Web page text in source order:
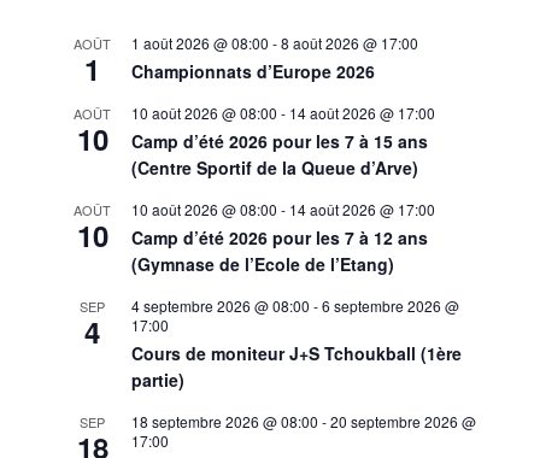
AOÛT
1
1 août 2026 @ 08:00 -8 août 2026 @ 17:00
Championnats d’Europe 2026
AOÛT
10
10 août 2026 @ 08:00 - 14 août 2026 @ 17:00
Camp d’été 2026 pour les 7 à 15 ans
(Centre Sportif de la Queue d’Arve)
AOÛT
10
10 août 2026 @ 08:00 - 14 août 2026 @ 17:00
Camp d’été 2026 pour les 7 à 12 ans
(Gymnase de l’Ecole de l’Etang)
SEP
4
4 septembre 2026 @ 08:00 -6 septembre 2026 @
17:00
Cours de moniteur J+S Tchoukball (1ère
partie)
SEP
18
18 septembre 2026 @ 08:00 -20 septembre 2026 @
17:00